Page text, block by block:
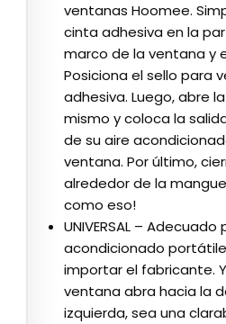
ventanas Hoomee.
cinta adhesiva en la
marco de la ventana y
Posiciona el sello para
adhesiva. Luego, abre
mismo y coloca la
de su aire
ventana. Por último,
alrededor de la
como eso!
UNIVERSAL –
acondicionado
importar el fabricante.
ventana abra hacia la
izquierda, sea una